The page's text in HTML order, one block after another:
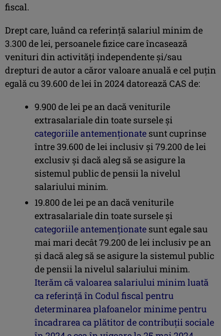
fiscal.
Drept care, luând ca referinţă salariul minim de
3.300 de lei, persoanele fizice care încasează
venituri din activităţi independente şi/sau
drepturi de autor a căror valoare anuală e cel puţin
egală cu 39.600 de lei în 2024 datorează CAS de:
9.900 de lei pe an dacă veniturile
extrasalariale din toate sursele şi
categoriile antemenţionate sunt cuprinse
între 39.600 de lei inclusiv şi 79.200 de lei
exclusiv şi dacă aleg să se asigure la
sistemul public de pensii la nivelul
salariului minim.
19.800 de lei pe an dacă veniturile
extrasalariale din toate sursele şi
categoriile antemenţionate sunt egale sau
mai mari decât 79.200 de lei inclusiv pe an
şi dacă aleg să se asigure la sistemul public
de pensii la nivelul salariului minim.
Iterăm că valoarea salariului minim luată
ca referinţă în Codul fiscal pentru
determinarea plafoanelor minime pentru
încadrarea ca plătitor de contribuţii sociale